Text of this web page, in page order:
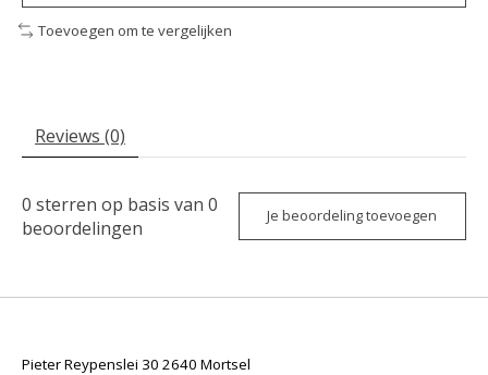
Toevoegen om te vergelijken
Reviews (0)
0 sterren op basis van 0
beoordelingen
Je beoordeling toevoegen
Pieter Reypenslei 30 2640 Mortsel